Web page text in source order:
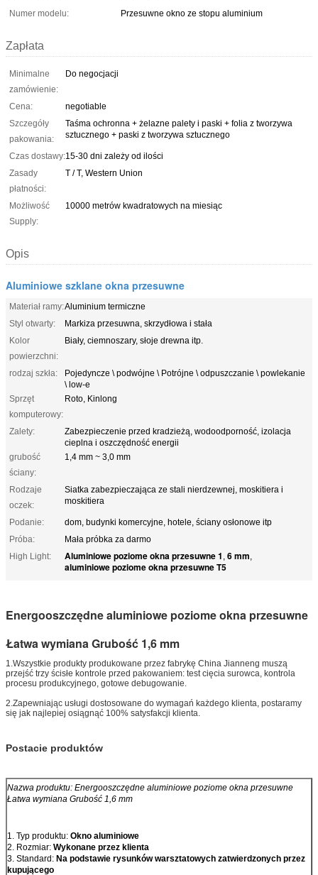
Numer modelu:
Przesuwne okno ze stopu aluminium
Zapłata
Minimalne
zamówienie:
Do negocjacji
Cena:
negotiable
Szczegóły
pakowania:
Taśma ochronna + żelazne palety i paski + folia z tworzywa
sztucznego + paski z tworzywa sztucznego
Czas dostawy:15-30 dni zależy od ilości
Zasady
płatności:
T / T, Western Union
Możliwość
Supply:
10000 metrów kwadratowych na miesiąc
Opis
Aluminiowe szklane okna przesuwne
Materiał ramy:Aluminium termiczne
Styl otwarty:
Markiza przesuwna, skrzydłowa i stała
Kolor
powierzchni:
Biały, ciemnoszary, słoje drewna itp.
rodzaj szkła:
Pojedyncze \ podwójne \ Potrójne \ odpuszczanie \ powlekanie
\ low-e
Sprzęt
komputerowy:
Roto, Kinlong
Zalety:
Zabezpieczenie przed kradzieżą, wodoodporność, izolacja
cieplna i oszczędność energii
grubość
ściany:
1,4 mm ~ 3,0 mm
Rodzaje
oczek:
Siatka zabezpieczająca ze stali nierdzewnej, moskitiera i
moskitiera
Podanie:
dom, budynki komercyjne, hotele, ściany osłonowe itp
Próba:
Mała próbka za darmo
High Light:
Aluminiowe poziome okna przesuwne 1 , 6 mm,
aluminiowe poziome okna przesuwne T5
Energooszczędne aluminiowe poziome okna przesuwne
Łatwa wymiana Grubość 1,6 mm
1.Wszystkie produkty produkowane przez fabrykę China Jianneng muszą
przejść trzy ścisłe kontrole przed pakowaniem: test cięcia surowca, kontrola
procesu produkcyjnego, gotowe debugowanie.
2.Zapewniając usługi dostosowane do wymagań każdego klienta, postaramy
się jak najlepiej osiągnąć 100% satysfakcji klienta.
Postacie produktów
Nazwa produktu: Energooszczędne aluminiowe poziome okna przesuwne
Łatwa wymiana Grubość 1,6 mm
1. Typ produktu: Okno aluminiowe
2. Rozmiar: Wykonane przez klienta
3. Standard: Na podstawie rysunków warsztatowych zatwierdzonych przez
kupującego